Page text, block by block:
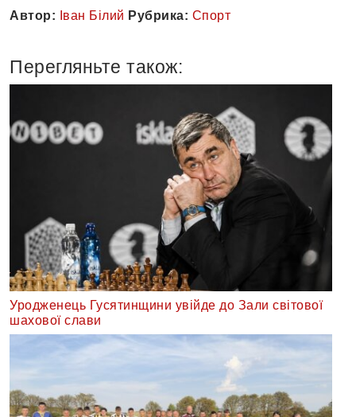
Автор: Іван Білий Рубрика: Спорт
Перегляньте також:
Уродженець Гусятинщини увійде до Зали світової
шахової слави